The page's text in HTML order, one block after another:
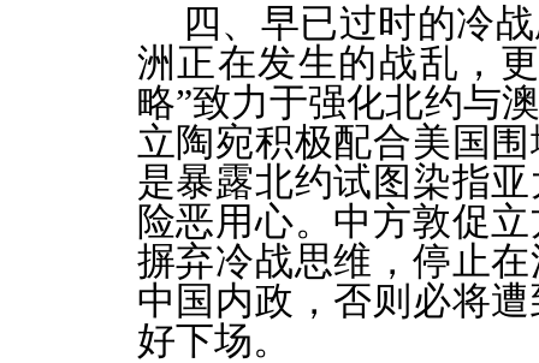
四、早已过时的冷
洲正在发生的战乱，
略”致力于强化北约与
立陶宛积极配合美国
是暴露北约试图染指
险恶用心。中方敦促
摒弃冷战思维，停止
中国内政，否则必将
好下场。